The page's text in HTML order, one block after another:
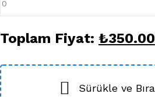
Toplam Fiyat: ₺350.00
Sürükle ve